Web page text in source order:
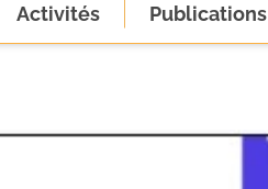
Activités Publications